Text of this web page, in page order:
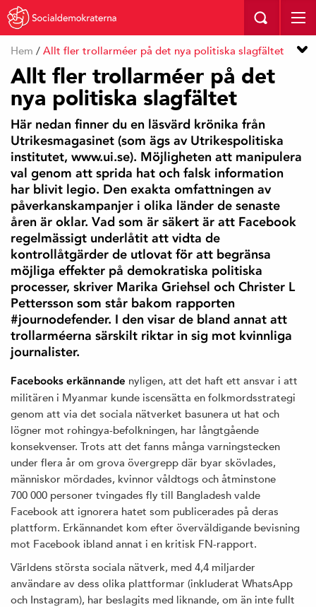
Hem / Allt fler trollarméer på det nya politiska slagfältet
Allt fler trollarméer på det
nya politiska slagfältet
Här nedan finner du en läsvärd krönika från
Utrikesmagasinet (som ägs av Utrikespolitiska
institutet, www.ui.se). Möjligheten att manipulera
val genom att sprida hat och falsk information
har blivit legio. Den exakta omfattningen av
påverkanskampanjer i olika länder de senaste
åren är oklar. Vad som är säkert är att Facebook
regelmässigt underlåtit att vidta de
kontrollåtgärder de utlovat för att begränsa
möjliga effekter på demokratiska politiska
processer, skriver Marika Griehsel och Christer L
Pettersson som står bakom rapporten
#journodefender. I den visar de bland annat att
trollarméerna särskilt riktar in sig mot kvinnliga
journalister.
Facebooks erkännande nyligen, att det haft ett ansvar i att
militären i Myanmar kunde iscensätta en folkmordsstrategi
genom att via det sociala nätverket basunera ut hat och
lögner mot rohingya-befolkningen, har långtgående
konsekvenser. Trots att det fanns många varningstecken
under flera år om grova övergrepp där byar skövlades,
människor mördades, kvinnor våldtogs och åtminstone
700 000 personer tvingades fly till Bangladesh valde
Facebook att ignorera hatet som publicerades på deras
plattform. Erkännandet kom efter överväldigande bevisning
mot Facebook ibland annat i en kritisk FN-rapport.
Världens största sociala nätverk, med 4,4 miljarder
användare av dess olika plattformar (inkluderat WhatsApp
och Instagram), har beslagits med liknande, om än inte fullt